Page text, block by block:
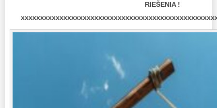
RIEŠENIA !